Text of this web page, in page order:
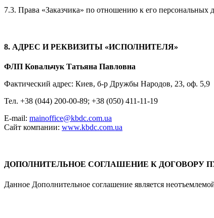
7.3. Права «Заказчика» по отношению к его
8. АДРЕС И РЕКВИЗИТЫ «ИСПОЛНИТЕЛЯ»
ФЛП Ковальчук Татьяна Павловна
Фактический адрес: Киев, б-р Дружбы Народов, 23, оф. 5,9
Тел. +38 (044) 200-00-89; +38 (050) 411-11-19
E-mail: mainoffice@kbdc.com.ua
Сайт компании: www.kbdc.com.ua
ДОПОЛНИТЕЛЬНОЕ СОГЛАШЕНИЕ К ДОГОВОРУ
Данное Дополнительное соглашение является